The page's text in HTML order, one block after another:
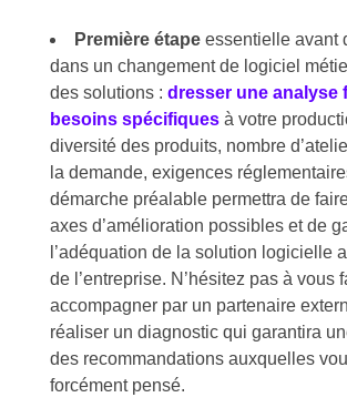
Première étape essentielle avant
dans un changement de logiciel
des solutions : dresser une analyse
besoins spécifiques à votre
diversité des produits, nombre
la demande, exigences
démarche préalable permettra de
axes d’amélioration possibles et de
l’adéquation de la solution logicielle
de l’entreprise. N’hésitez pas à vous
accompagner par un partenaire
réaliser un diagnostic qui garantira
des recommandations auxquelles
forcément pensé.